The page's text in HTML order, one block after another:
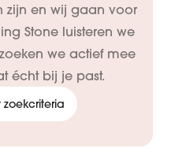
zijn en wij gaan voor
Stone luisteren we
we actief mee
écht bij je past.
zoekcriteria